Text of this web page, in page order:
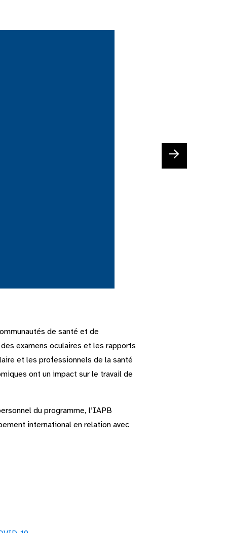
de santé et de
examens oculaires et les rapports
et les professionnels de la santé
ont un impact sur le travail de
du programme, l’IAPB
international en relation avec